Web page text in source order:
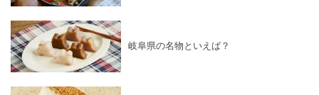
岐阜県の名物といえば？